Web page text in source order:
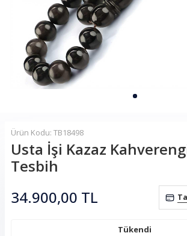
Ürün Kodu: TB18498
Usta İşi Kazaz
Tesbih
34.900,00 TL
Tükendi